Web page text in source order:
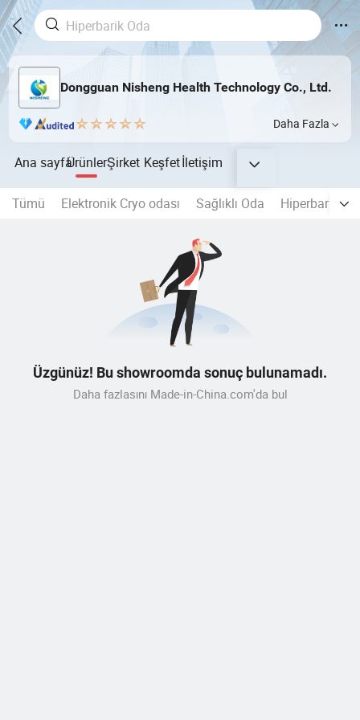
Dongguan Nisheng Health Technology Co., Ltd.
Daha Fazla
Ana sayfaÜrünlerŞirket Keşfetİletişim
Tümü Elektronik Cryo odası Sağlıklı Oda Hiperbarik
Üzgünüz! Bu showroomda sonuç bulunamadı.
Daha fazlasını Made-in-China.com'da bul